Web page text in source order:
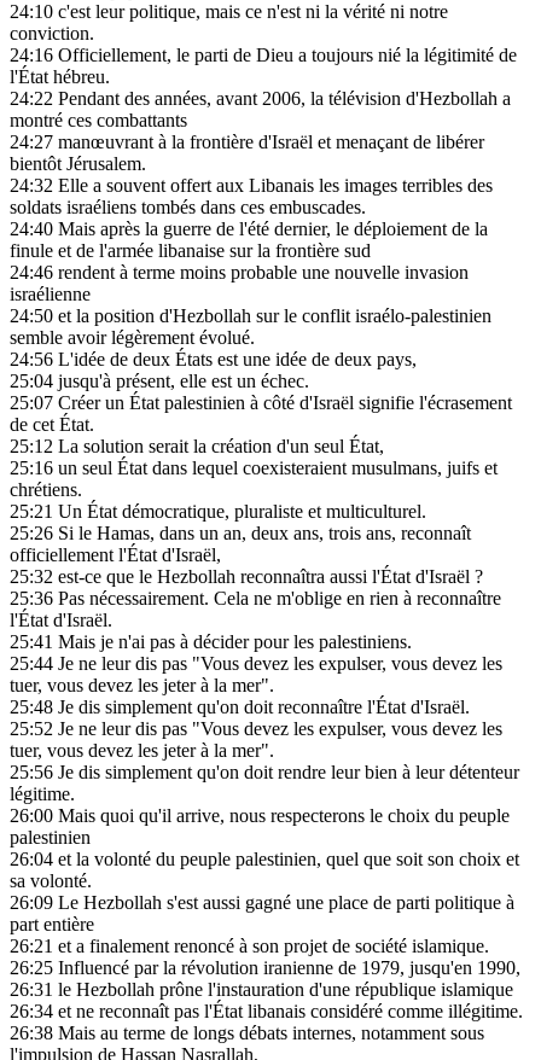
24:10 c'est leur politique, mais ce n'est ni la vérité ni notre
conviction.
24:16 Officiellement, le parti de Dieu a toujours nié la légitimité de
l'État hébreu.
24:22 Pendant des années, avant 2006, la télévision d'Hezbollah a
montré ces combattants
24:27 manœuvrant à la frontière d'Israël et menaçant de libérer
bientôt Jérusalem.
24:32 Elle a souvent offert aux Libanais les images terribles des
soldats israéliens tombés dans ces embuscades.
24:40 Mais après la guerre de l'été dernier, le déploiement de la
finule et de l'armée libanaise sur la frontière sud
24:46 rendent à terme moins probable une nouvelle invasion
israélienne
24:50 et la position d'Hezbollah sur le conflit israélo-palestinien
semble avoir légèrement évolué.
24:56 L'idée de deux États est une idée de deux pays,
25:04 jusqu'à présent, elle est un échec.
25:07 Créer un État palestinien à côté d'Israël signifie l'écrasement
de cet État.
25:12 La solution serait la création d'un seul État,
25:16 un seul État dans lequel coexisteraient musulmans, juifs et
chrétiens.
25:21 Un État démocratique, pluraliste et multiculturel.
25:26 Si le Hamas, dans un an, deux ans, trois ans, reconnaît
officiellement l'État d'Israël,
25:32 est-ce que le Hezbollah reconnaîtra aussi l'État d'Israël ?
25:36 Pas nécessairement. Cela ne m'oblige en rien à reconnaître
l'État d'Israël.
25:41 Mais je n'ai pas à décider pour les palestiniens.
25:44 Je ne leur dis pas "Vous devez les expulser, vous devez les
tuer, vous devez les jeter à la mer".
25:48 Je dis simplement qu'on doit reconnaître l'État d'Israël.
25:52 Je ne leur dis pas "Vous devez les expulser, vous devez les
tuer, vous devez les jeter à la mer".
25:56 Je dis simplement qu'on doit rendre leur bien à leur détenteur
légitime.
26:00 Mais quoi qu'il arrive, nous respecterons le choix du peuple
palestinien
26:04 et la volonté du peuple palestinien, quel que soit son choix et
sa volonté.
26:09 Le Hezbollah s'est aussi gagné une place de parti politique à
part entière
26:21 et a finalement renoncé à son projet de société islamique.
26:25 Influencé par la révolution iranienne de 1979, jusqu'en 1990,
26:31 le Hezbollah prône l'instauration d'une république islamique
26:34 et ne reconnaît pas l'État libanais considéré comme illégitime.
26:38 Mais au terme de longs débats internes, notamment sous
l'impulsion de Hassan Nasrallah,